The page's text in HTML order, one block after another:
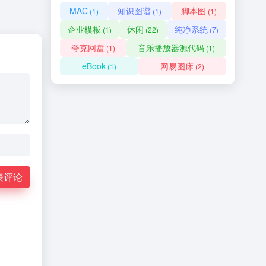
评论
MAC (1) 知识图谱 (1) 脚本图 (1)
企业模板 (1) 休闲 (22) 纯净系统(7)
夸克网盘 (1) 音乐播放器源代码 (1)
eBook (1) 网易图床 (2)